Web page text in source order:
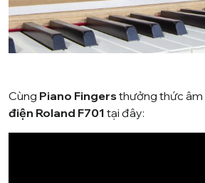
Cùng Piano Fingersthưởng thức âm
điện Roland F701 tại đây: